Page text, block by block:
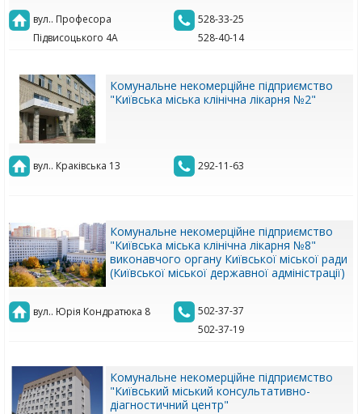
вул.. Професора
Підвисоцького 4А
528-33-25
528-40-14
Комунальне некомерційне підприємство
"Київська міська клінічна лікарня №2"
вул.. Краківська 13 292-11-63
Комунальне некомерційне підприємство
"Київська міська клінічна лікарня №8"
виконавчого органу Київської міської ради
(Київської міської державної адміністрації)
вул.. Юрія Кондратюка 8
502-37-37
502-37-19
Комунальне некомерційне підприємство
"Київський міський консультативно-
діагностичний центр"